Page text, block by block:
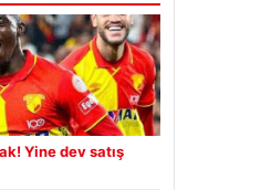
Yine dev satış